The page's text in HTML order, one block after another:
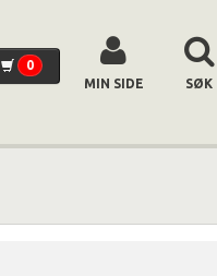
0
MIN SIDE
SØK